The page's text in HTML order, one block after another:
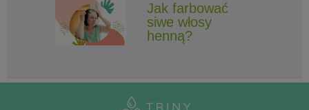
Jak farbować
siwe włosy
henną?